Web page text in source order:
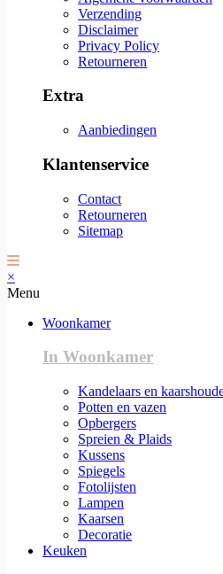
Verzending
Disclaimer
Privacy Policy
Retourneren
Extra
Aanbiedingen
Klantenservice
Contact
Retourneren
Sitemap
×
Menu
Woonkamer
In Woonkamer
Kandelaars en
Potten en vazen
Opbergers
Spreien & Plaids
Kussens
Spiegels
Fotolijsten
Lampen
Kaarsen
Decoratie
Keuken